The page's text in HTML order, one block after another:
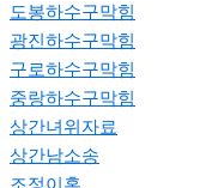
도봉하수구막힘
광진하수구막힘
구로하수구막힘
중랑하수구막힘
상간녀위자료
상간남소송